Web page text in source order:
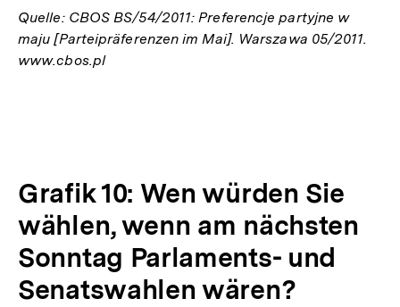
Quelle: CBOS BS/54/2011: Preferencje partyjne w
maju [Parteipräferenzen im Mai]. Warszawa 05/2011.
www.cbos.pl
Grafik 10: Wen würden Sie
wählen, wenn am nächsten
Sonntag Parlaments- und
Senatswahlen wären?